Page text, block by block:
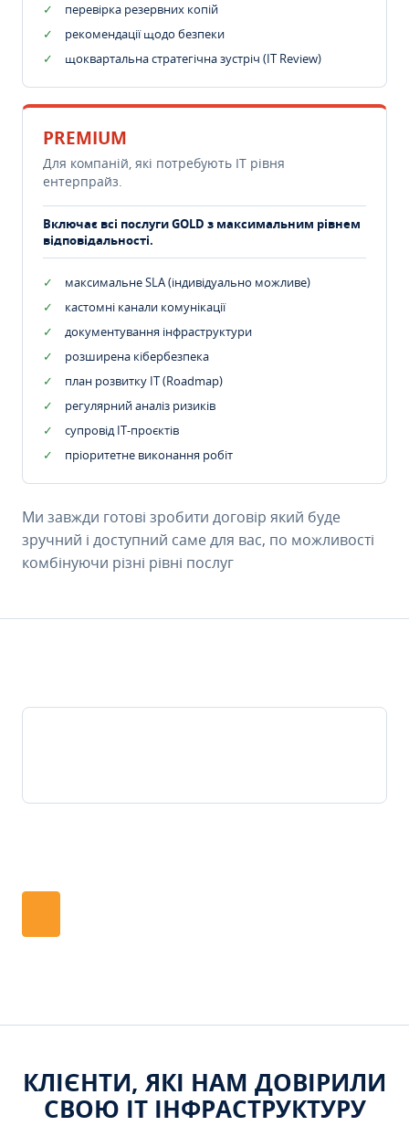
перевірка резервних копій
рекомендації щодо безпеки
щоквартальна стратегічна зустріч (IT Review)
PREMIUM
Для компаній, які потребують ІТ рівня
ентерпрайз.
Включає всі послуги GOLD з максимальним рівнем
відповідальності.
максимальне SLA (індивідуально можливе)
кастомні канали комунікації
документування інфраструктури
розширена кібербезпека
план розвитку IT (Roadmap)
регулярний аналіз ризиків
супровід ІТ-проєктів
пріоритетне виконання робіт
Ми завжди готові зробити договір який буде
зручний і доступний саме для вас, по можливості
комбінуючи різні рівні послуг
КЛІЄНТИ, ЯКІ НАМ ДОВІРИЛИ
СВОЮ ІТ ІНФРАСТРУКТУРУ